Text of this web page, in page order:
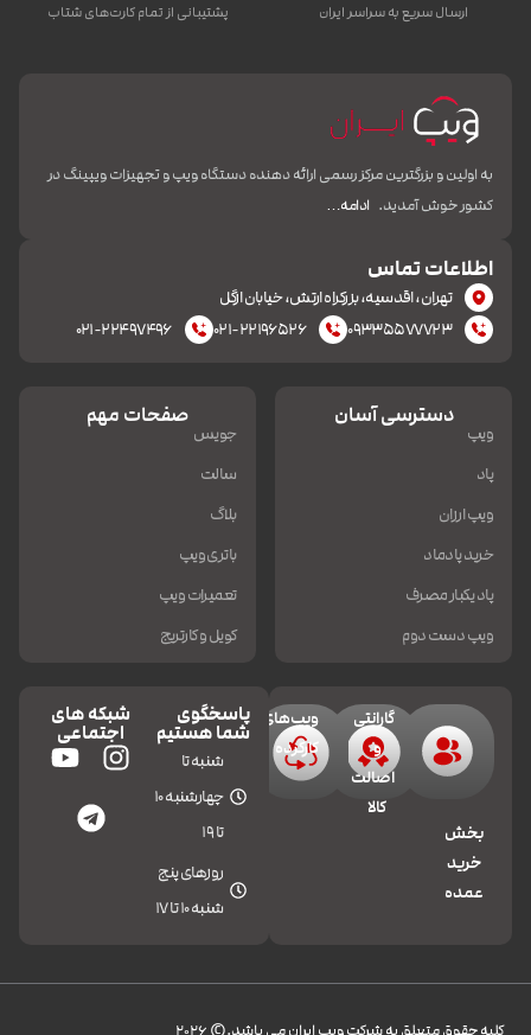
ارسال سریع به سراسر ایران پشتیبانی از تمام کارت‌های شتاب
به اولین و بزرگترین مرکز رسمی ارائه دهنده دستگاه ویپ و تجهیزات ویپینگ در
کشور خوش آمدید. ادامه…
اطلاعات تماس
تهران، اقدسیه، بزرکراه ارتش، خیابان ازگل
۰۹۳۳۵۵۷۷۷۲۳
۰۲۱-۲۲۱۹۶۵۲۶ ۰۲۱-۲۲۴۹۷۴۹۶
دسترسی آسان
ویپ
پاد
ویپ ارزان
خرید پادماد
پاد یکبار مصرف
ویپ دست دوم
صفحات مهم
جویس
سالت
بلاگ
باتری ویپ
تعمیرات ویپ
کویل و کارتریج
بخش
خرید
عمده
گارانتی
و
اصالت
کالا
ویپ‌های
کارکرده
پاسخگوی
شما هستیم
شنبه تا
چهارشنبه 10
تا 19
روزهای پنج
شنبه 10 تا 17
شبکه های
اجتماعی
کليه حقوق متعلق به شرکت ویپ ایران می باشد.© 2026